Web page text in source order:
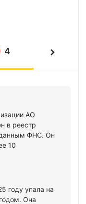
4
АО
в реестр
данным ФНС. Он
10
году упала на
Она